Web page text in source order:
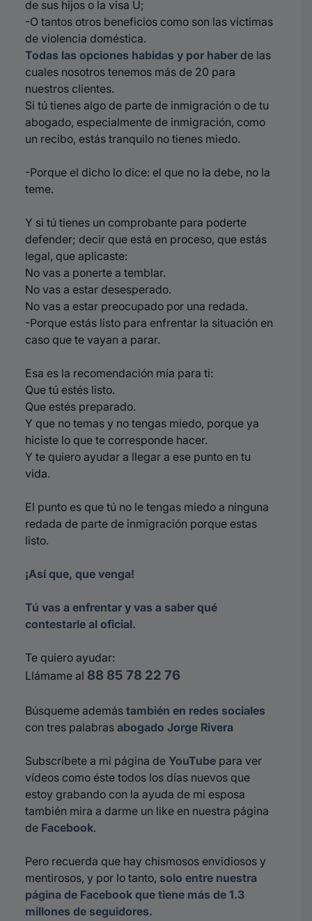
de sus hijos o la visa U;
-O tantos otros beneficios como son las víctimas
de violencia doméstica.
Todas las opciones habidas y por haber de las
cuales nosotros tenemos más de 20 para
nuestros clientes.
Si tú tienes algo de parte de inmigración o de tu
abogado, especialmente de inmigración, como
un recibo, estás tranquilo no tienes miedo.
-Porque el dicho lo dice: el que no la debe, no la
teme.
Y si tú tienes un comprobante para poderte
defender; decir que está en proceso, que estás
legal, que aplicaste:
No vas a ponerte a temblar.
No vas a estar desesperado.
No vas a estar preocupado por una redada.
-Porque estás listo para enfrentar la situación en
caso que te vayan a parar.
Esa es la recomendación mía para ti:
Que tú estés listo.
Que estés preparado.
Y que no temas y no tengas miedo, porque ya
hiciste lo que te corresponde hacer.
Y te quiero ayudar a llegar a ese punto en tu
vida.
El punto es que tú no le tengas miedo a ninguna
redada de parte de inmigración porque estas
listo.
¡Así que, que venga!
Tú vas a enfrentar y vas a saber qué
contestarle al oficial.
Te quiero ayudar:
Llámame al 88 85 78 22 76
Búsqueme además también en redes sociales
con tres palabras abogado Jorge Rivera
Subscríbete a mi página de YouTube para ver
vídeos como éste todos los días nuevos que
estoy grabando con la ayuda de mi esposa
también mira a darme un like en nuestra página
de Facebook.
Pero recuerda que hay chismosos envidiosos y
mentirosos, y por lo tanto, solo entre nuestra
página de Facebook que tiene más de 1.3
millones de seguidores.